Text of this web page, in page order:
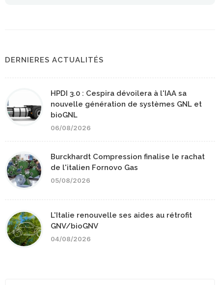
DERNIERES ACTUALITÉS
HPDI 3.0 : Cespira dévoilera à l'IAA sa
nouvelle génération de systèmes GNL et
bioGNL
06/08/2026
Burckhardt Compression finalise le rachat
de l'italien Fornovo Gas
05/08/2026
L'Italie renouvelle ses aides au rétrofit
GNV/bioGNV
04/08/2026